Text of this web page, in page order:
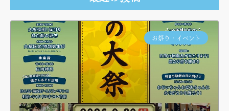
お祭り・イベント